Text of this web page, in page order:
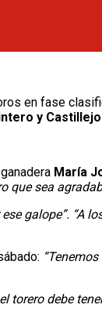
en fase
y
María
que sea
galope”. “A
debe